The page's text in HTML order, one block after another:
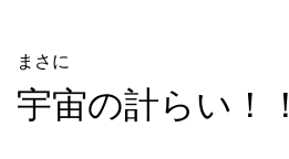
まさに
宇宙の計らい！！